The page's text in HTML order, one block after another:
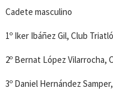
Cadete masculino
1º Iker Ibáñez Gil, Club
2º Bernat López Vilarrocha,
3º Daniel Hernández